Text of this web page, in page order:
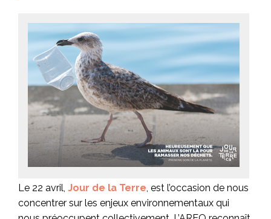
Le 22 avril, Jour de la Terre, est l’occasion de nous
concentrer sur les enjeux environnementaux qui